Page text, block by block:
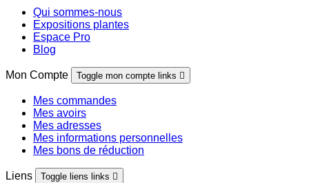
Qui sommes-nous
Expositions plantes
Espace Pro
Blog
Mon Compte Toggle mon compte links 
Mes commandes
Mes avoirs
Mes adresses
Mes informations personnelles
Mes bons de réduction
Liens Toggle liens links 